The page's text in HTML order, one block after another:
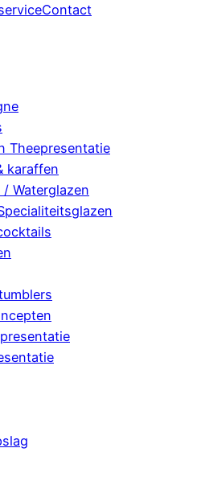
Contact
Theepresentatie
karaffen
/ Waterglazen